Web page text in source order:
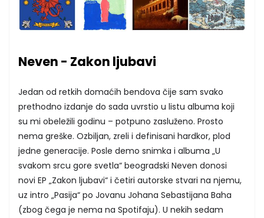
Neven - Zakon ljubavi
Jedan od retkih domaćih bendova čije sam svako
prethodno izdanje do sada uvrstio u listu albuma koji
su mi obeležili godinu – potpuno zasluženo. Prosto
nema greške. Ozbiljan, zreli i definisani hardkor, plod
jedne generacije. Posle demo snimka i albuma „U
svakom srcu gore svetla“ beogradski Neven donosi
novi EP „Zakon ljubavi“ i četiri autorske stvari na njemu,
uz intro „Pasija“ po Jovanu Johana Sebastijana Baha
(zbog čega je nema na Spotifaju). U nekih sedam